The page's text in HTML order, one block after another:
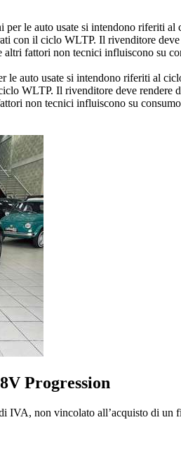
per le auto usate si intendono riferiti
con il ciclo WLTP. Il rivenditore
fattori non tecnici influiscono su
le auto usate si intendono riferiti al
WLTP. Il rivenditore deve
non tecnici influiscono su
Progression
non vincolato all’acquisto di un